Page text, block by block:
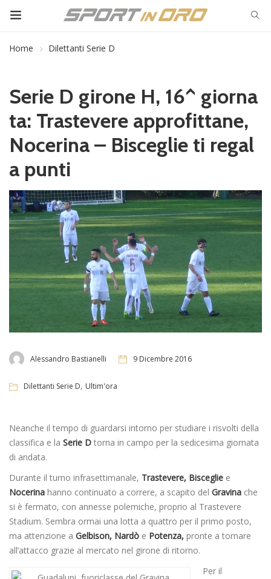
Home Dilettanti Serie D
Serie D girone H, 16^ giorna
ta: Trastevere approfittane,
Nocerina – Bisceglie ti regal
a punti
Alessandro Bastianelli 9 Dicembre 2016
Dilettanti Serie D, Ultim'ora
Neanche il tempo di guardarsi intorno per studiare i risvolti della
classifica e la Serie D torna in campo per la sedicesima giornata
di andata.
Durante il turno infrasettimanale, Trastevere, Bisceglie e
Nocerina hanno continuato a correre, a scapito del Gravina che
si è fermato, con annesse polemiche, proprio al Trastevere
Stadium. Sembra ormai una lotta a quattro per il primo posto,
ma attenzione a Gelbison, Nardò e Potenza, pronte a tornare
all’attacco grazie al mercato nel girone di ritorno.
Per il